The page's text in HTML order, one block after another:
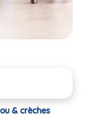
& crèches